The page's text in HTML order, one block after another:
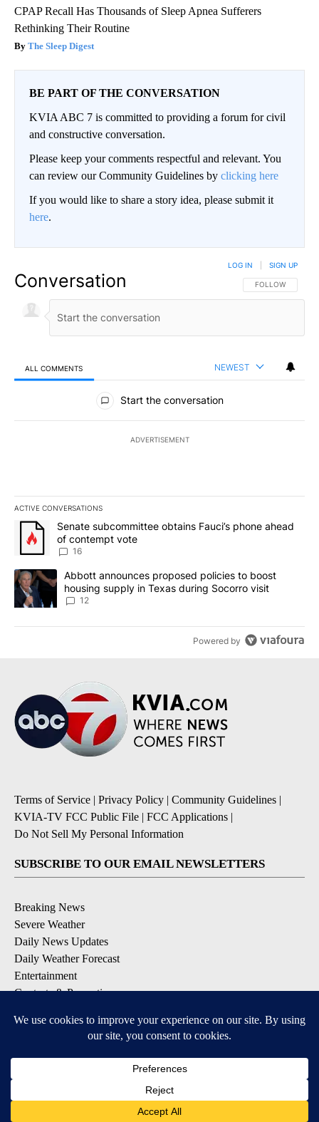
CPAP Recall Has Thousands of Sleep Apnea Sufferers
Rethinking Their Routine
The Sleep Digest
BE PART OF THE CONVERSATION
KVIA ABC 7 is committed to providing a forum for civil
and constructive conversation.
Please keep your comments respectful and relevant. You
can review our Community Guidelines by clicking here
If you would like to share a story idea, please submit it
here.
Conversation FOLLOW THIS
FOLLOW
LOG IN SIGN UP
ALL COMMENTS NEWEST
All Comments
Start the conversation
ADVERTISEMENT
ACTIVE CONVERSATIONS
The following is a list of the most commented articles in the last
A trending article titled "Senate subcommittee obtains Fauci’s
Senate subcommittee obtains Fauci’s phone ahead
of contempt vote
16
A trending article titled "Abbott announces proposed policies to
Abbott announces proposed policies to boost
housing supply in Texas during Socorro visit
12
Powered by
Terms of Service | Privacy Policy | Community Guidelines |
KVIA-TV FCC Public File | FCC Applications |
Do Not Sell My Personal Information
SUBSCRIBE TO OUR EMAIL NEWSLETTERS
Breaking News
Severe Weather
Daily News Updates
Daily Weather Forecast
Entertainment
Contests & Promotions
DOWNLOAD OUR APPS
Available for iOS and Android